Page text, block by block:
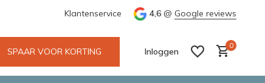
en snelle bezorging door o.a. Fietskoerier en GLS. Wij
Klantenservice 4,6 @ Google reviews
SPAAR VOOR KORTING Inloggen
0